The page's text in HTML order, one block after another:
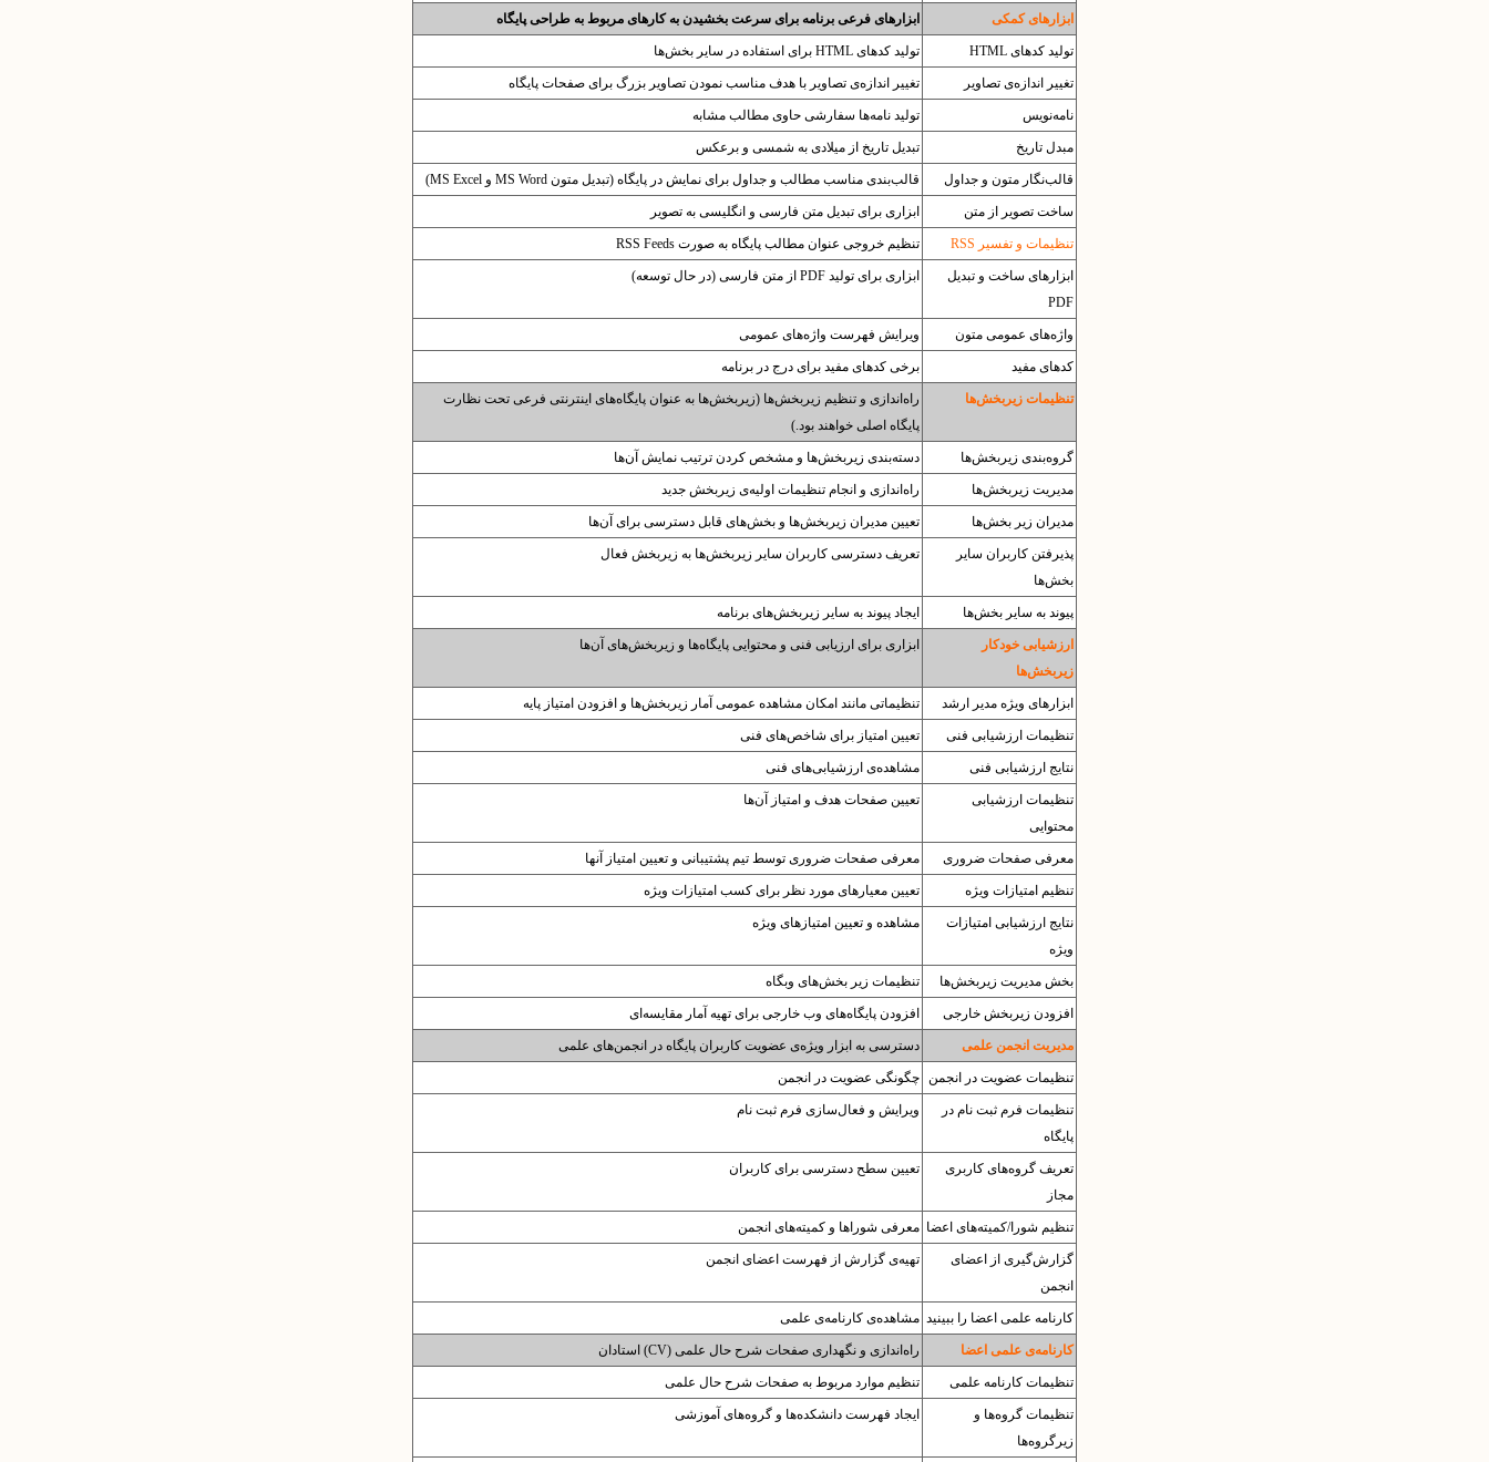
ابزارهای کمکی ابزارهای فرعی برنامه برای سرعت بخشیدن به کارهای مربوط به طراحی پایگاه
تولید کدهای HTML تولید کدهای HTML برای استفاده در سایر بخش‌ها
تغییر اندازه‌ی تصاویر تغییر اندازه‌ی تصاویر با هدف مناسب نمودن تصاویر بزرگ برای صفحات پایگاه
نامه‌نویس تولید نامه‌ها سفارشی حاوی مطالب مشابه
مبدل تاریخ تبدیل تاریخ از میلادی به شمسی و برعکس
قالب‌نگار متون و جداول قالب‌بندی مناسب مطالب و جداول برای نمایش در پایگاه (تبدیل متون MS Word و MS Excel)
ساخت تصویر از متن ابزاری برای تبدیل متن فارسی و انگلیسی به تصویر
تنظیمات و تفسیر RSS تنظیم خروجی عنوان مطالب پایگاه به صورت RSS Feeds
ابزارهای ساخت و تبدیل
PDF
ابزاری برای تولید PDF از متن فارسی (در حال توسعه)
واژه‌های عمومی متون ویرایش فهرست واژه‌های عمومی
کدهای مفید برخی کدهای مفید برای درج در برنامه
تنظیمات زیربخش‌ها‌
راه‌اندازی و تنظیم زیربخش‌ها (زیربخش‌ها به عنوان پایگاه‌های اینترنتی فرعی تحت نظارت
پایگاه اصلی خواهند بود.)
گروه‌بندی زیربخش‌ها دسته‌بندی زیربخش‌ها و مشخص کردن ترتیب نمایش آن‌ها
مدیریت زیربخش‌ها راه‌اندازی و انجام تنظیمات اولیه‌ی زیربخش جدید
مدیران زیر بخش‌ها تعیین مدیران زیر‌بخش‌ها و بخش‌های قابل دسترسی برای آن‌ها
پذیرفتن کاربران سایر
بخش‌ها
تعریف دسترسی کاربران سایر زیربخش‌ها به زیربخش فعال
پیوند به سایر بخش‌ها ایجاد پیوند به سایر زیربخش‌های برنامه
ارزشیابی خودکار
زیربخش‌ها
ابزاری برای ارزیابی فنی و محتوایی پایگاه‌ها و زیربخش‌های آن‌ها
ابزارهای ویژه مدیر ارشد تنظیماتی مانند امکان مشاهده عمومی آمار زیربخش‌ها و افزودن امتیاز پایه
تنظیمات ارزشیابی فنی تعیین امتیاز برای شاخص‌های فنی
نتایج ارزشیابی فنی مشاهده‌ی ارزشیابی‌های فنی
تنظیمات ارزشیابی
محتوایی
تعیین صفحات هدف و امتیاز آن‌ها
معرفی صفحات ضروری معرفی صفحات ضروری توسط تیم پشتیبانی و تعیین امتیاز آنها
تنظیم امتیازات ویژه تعیین معیارهای مورد نظر برای کسب امتیازات ویژه
نتایج ارزشیابی امتیازات
ویژه
مشاهده‌ و تعیین امتیازهای ویژه
بخش مدیریت زیربخش‌ها تنظیمات زیر بخش‌های وبگاه
افزودن زیربخش خارجی افزودن پایگاه‌های وب خارجی برای تهیه آمار مقایسه‌ای
مدیریت انجمن علمی دسترسی به ابزار ویژه‌ی عضویت کاربران پایگاه در انجمن‌های علمی
تنظیمات عضویت در انجمن چگونگی عضویت در انجمن
تنظیمات فرم ثبت نام در
پایگاه
ویرایش و فعال‌سازی فرم ثبت نام
تعریف گروه‌های کاربری
مجاز
تعیین سطح دسترسی برای کاربران
تنظیم شورا/کمیته‌های اعضا معرفی شوراها و کمیته‌های انجمن
گزارش‌گیری از اعضای
انجمن
تهیه‌ی گزارش از فهرست اعضای انجمن
کارنامه علمی اعضا را ببینید مشاهده‌ی کارنامه‌ی علمی
کارنامه‌ی علمی اعضا راه‌اندازی و نگهداری صفحات شرح حال علمی (CV) استادان
تنظیمات کارنامه علمی تنظیم موارد مربوط به صفحات شرح حال علمی
تنظیمات گروه‌ها و
زیرگروه‌ها
ایجاد فهرست دانشکده‌ها و گروه‌های آموزشی